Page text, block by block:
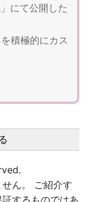
にて公開した
積極的にカス
ん。 ご紹介す
するものではあ